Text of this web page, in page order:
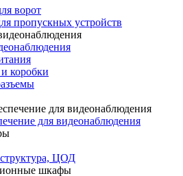
ворот
пропускных устройств
коробки
для видеонаблюдения
ЦОД